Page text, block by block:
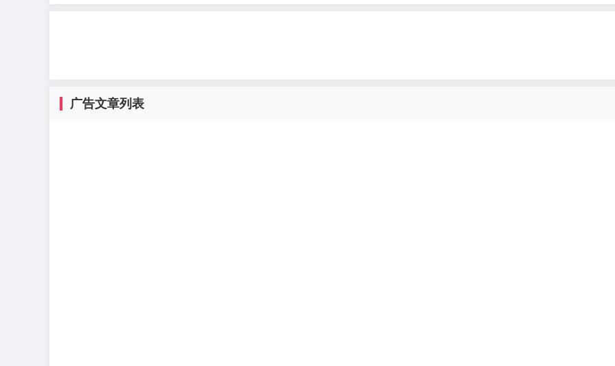
广告文章列表